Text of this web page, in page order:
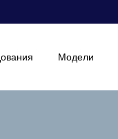
Модели